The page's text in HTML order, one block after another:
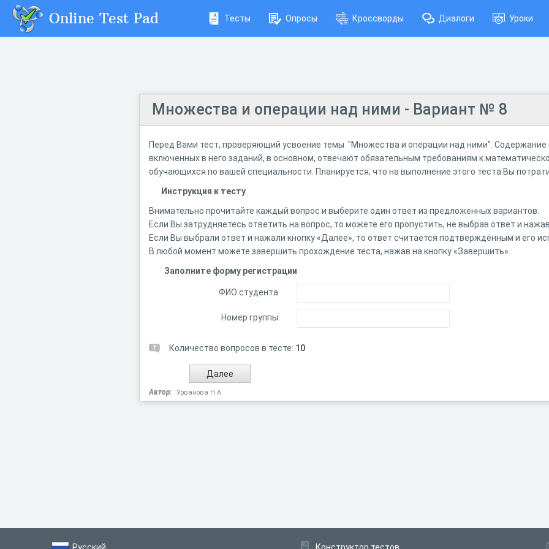
Online Test Pad Тесты Опросы Кроссворды Диалоги Уроки
Множества и операции над ними - Вариант № 8
Перед Вами тест, проверяющий усвоение темы "Множества и операции над ними". Содержание
включенных в него заданий, в основном, отвечают обязательным требованиям к
обучающихся по вашей специальности. Планируется, что на выполнение этого теста Вы
Инструкция к тесту
Внимательно прочитайте каждый вопрос и выберите один ответ из предложенных вариантов.
Если Вы затрудняетесь ответить на вопрос, то можете его пропустить, не выбрав ответ и
Если Вы выбрали ответ и нажали кнопку «Далее», то ответ считается подтверждённым и его
В любой момент можете завершить прохождение теста, нажав на кнопку «Завершить».
Заполните форму регистрации
ФИО студента
Номер группы
Количество вопросов в тесте: 10
Автор: Урванова Н.А.